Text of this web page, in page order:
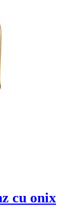
cu onix